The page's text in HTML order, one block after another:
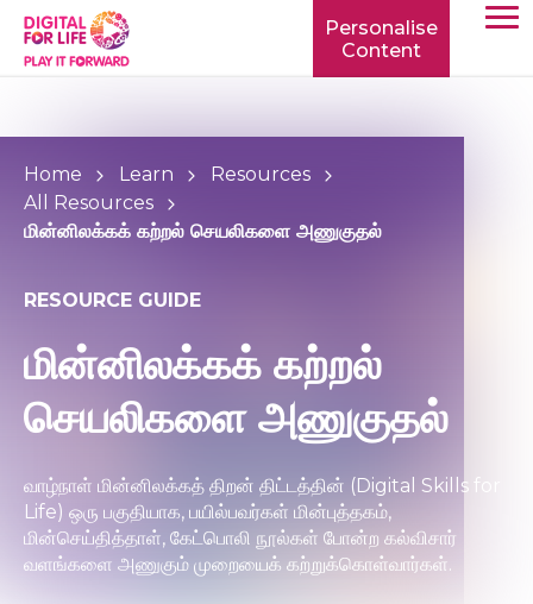
Personalise
Content
Home Learn
Resources
All Resources
மின்னிலக்கக் கற்றல் செயலிகளை அணுகுதல்
RESOURCE GUIDE
மின்னிலக்கக் கற்றல்
செயலிகளை அணுகுதல்
வாழ்நாள் மின்னிலக்கத் திறன் திட்டத்தின் (Digital Skills for
Life) ஒரு பகுதியாக, பயில்பவர்கள் மின்புத்தகம்,
மின்செய்தித்தாள், கேட்பொலி நூல்கள் போன்ற கல்விசார்
வளங்களை அணுகும் முறையைக் கற்றுக்கொள்வார்கள்.